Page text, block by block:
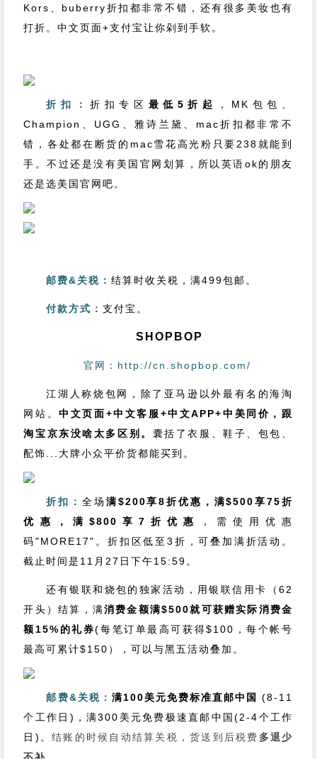
Kors、buberry折扣都非常不错，还有很多美妆也有
打折。中文页面+支付宝让你剁到手软。
折扣：折扣专区 最低5折起
，MK包包、
Champion、UGG、雅诗兰黛、mac折扣都非常不
错，各处都在断货的mac雪花高光粉只要238就能到
手。不过还是没有美国官网划算，所以英语ok的朋友
还是选美国官网吧。
邮费&关税：结算时收关税，满499包邮。
付款方式：支付宝。
SHOPBOP
官网：http://cn.shopbop.com/
江湖人称烧包网，除了亚马逊以外最有名的海淘
网站。中文页面+中文客服+中文APP+中美同价，跟
淘宝京东没啥太多区别。 囊括了衣服、鞋子、包包、
配饰...大牌小众平价货都能买到。
折扣：全场 满$200享8折优惠，满$500享75折
优惠，满$800享7折优惠
，需使用优惠
码"MORE17"。折扣区低至3折，可叠加满折活动。
截止时间是11月27日下午15:59。
还有银联和烧包的独家活动，用银联信用卡（62
开头）结算，满消费金额满$500就可获赠实际消费金
额15%的礼券(每笔订单最高可获得$100，每个帐号
最高可累计$150），可以与黑五活动叠加。
邮费&关税： 满100美元免费标准直邮中国
(8-11
个工作日)，满300美元免费极速直邮中国(2-4个工作
日)。结账的时候自动结算关税，货送到后税费 多退少